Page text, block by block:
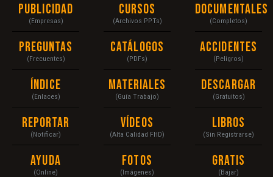
Publicidad
(Empresas)
Preguntas
(Frecuentes)
Índice
(Enlaces)
Reportar
(Notificar)
Ayuda
(Online)
Cursos
(Archivos PPTs)
Catálogos
(PDFs)
Materiales
(Guía Trabajo)
Vídeos
(Alta Calidad FHD)
Fotos
(Imágenes)
Documentales
(Completos)
Accidentes
(Peligros)
Descargar
(Gratuitos)
Libros
(Sin Registrarse)
Gratis
(Bajar)